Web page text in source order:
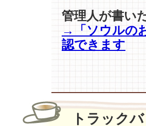
管理人が書いた
→「ソウルの
認できます
トラック